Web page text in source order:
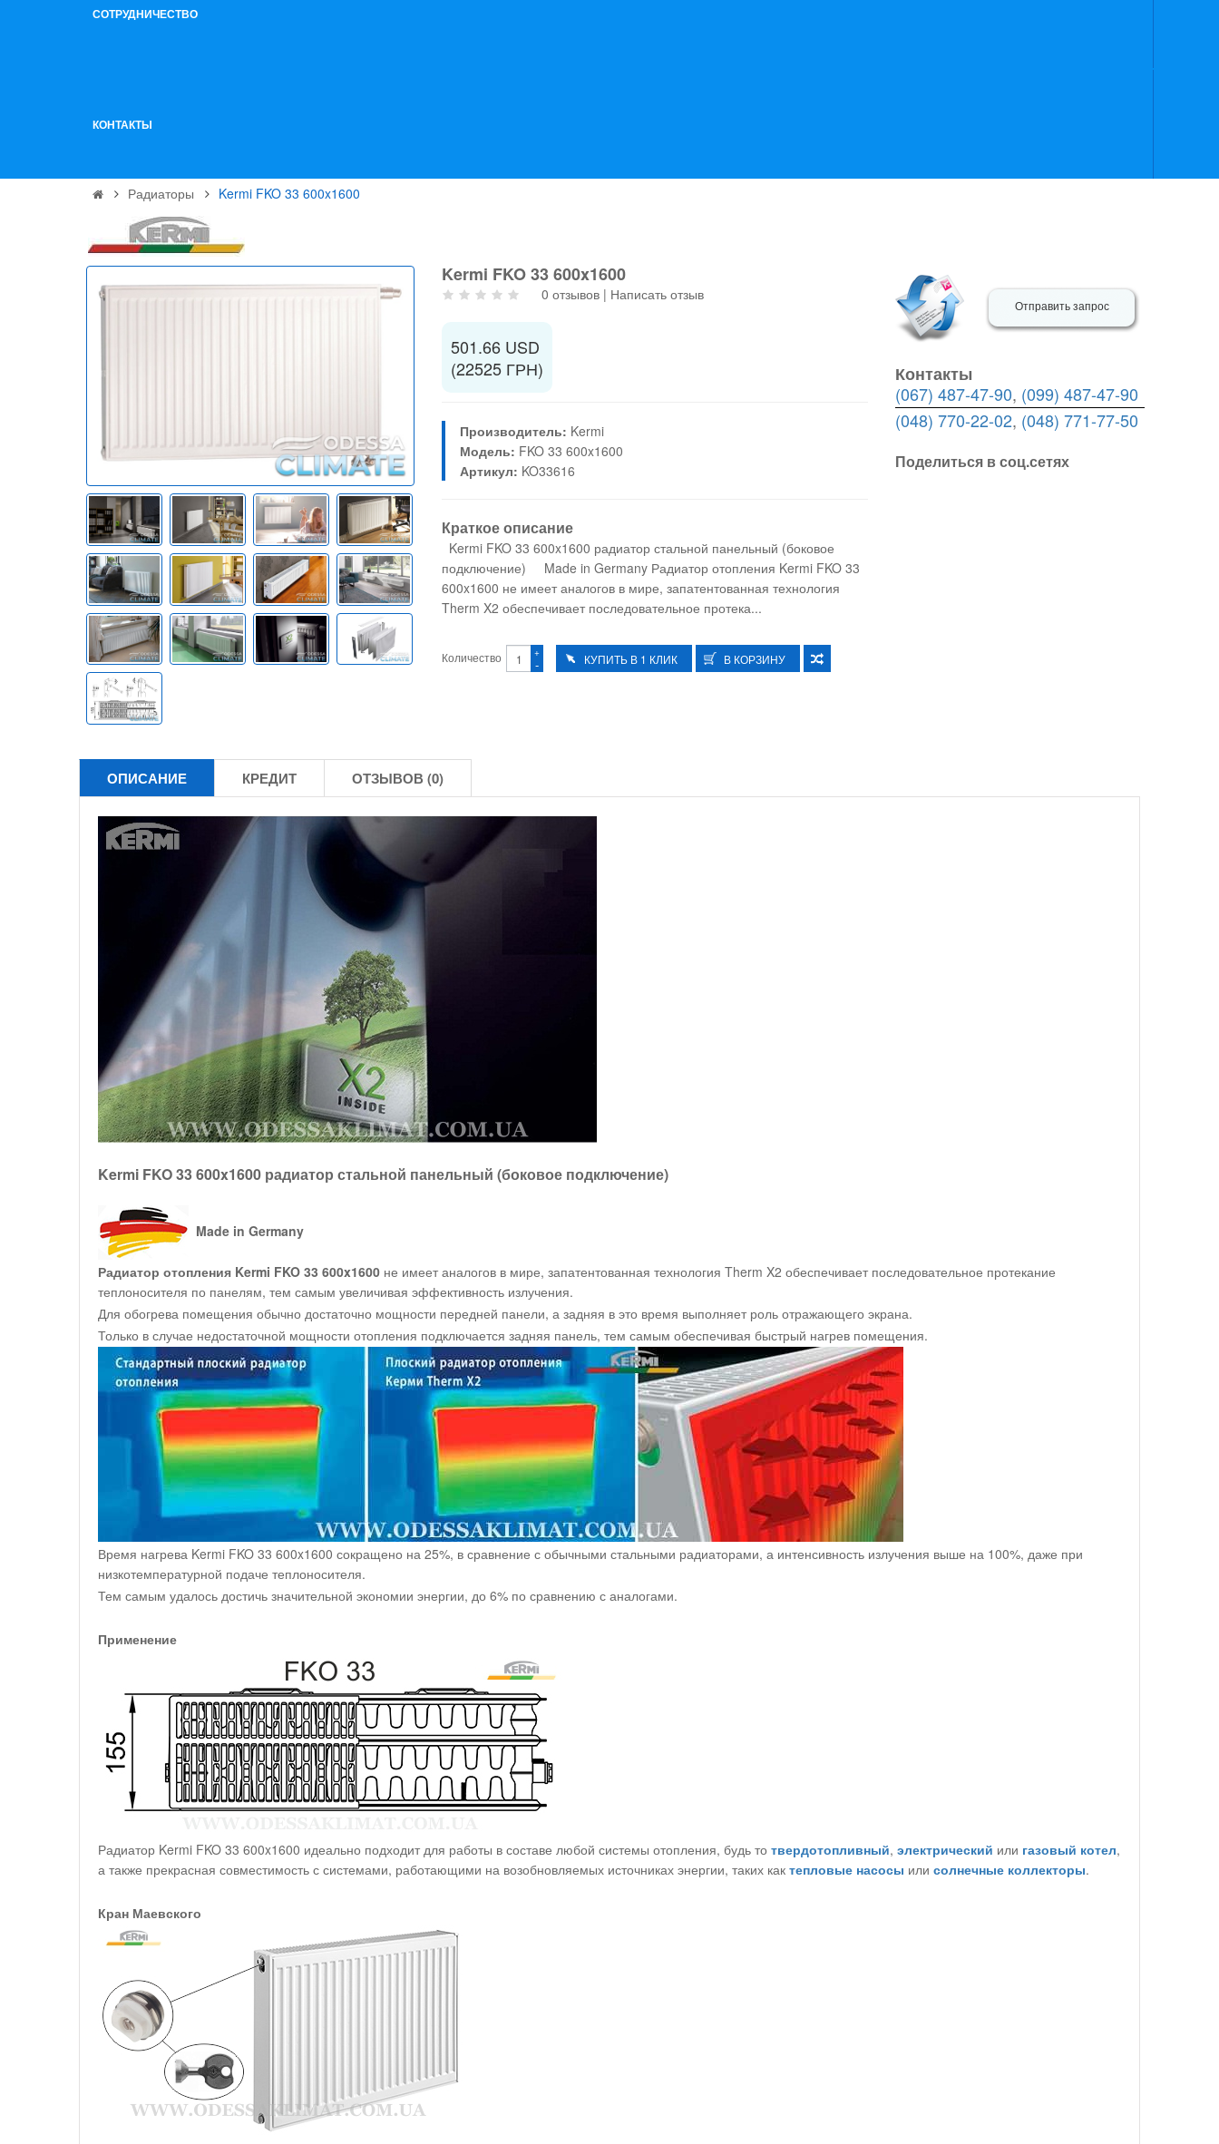
СОТРУДНИЧЕСТВО
КОНТАКТЫ
Радиаторы Kermi FKO 33 600x1600
Kermi FKO 33 600x1600
0 отзывов | Написать отзыв
501.66 USD
(22525 ГРН)
Производитель: Kermi
Модель: FKO 33 600x1600
Артикул: KO33616
Краткое описание
Kermi FKO 33 600x1600 радиатор стальной панельный (боковое
подключение) Made in Germany Радиатор отопления Kermi FKO 33
600x1600 не имеет аналогов в мире, запатентованная технология
Therm X2 обеспечивает последовательное протека...
Количество -
+
Отправить запрос
Контакты
(067) 487-47-90, (099) 487-47-90
(048) 770-22-02, (048) 771-77-50
Поделиться в соц.сетях
ОПИСАНИЕ КРЕДИТ ОТЗЫВОВ (0)
Kermi FKO 33 600x1600 радиатор стальной панельный (боковое подключение)
Made in Germany
Радиатор отопления Kermi FKO 33 600x1600 не имеет аналогов в мире, запатентованная технология Therm X2 обеспечивает последовательное протекание
теплоносителя по панелям, тем самым увеличивая эффективность излучения.
Для обогрева помещения обычно достаточно мощности передней панели, а задняя в это время выполняет роль отражающего экрана.
Только в случае недостаточной мощности отопления подключается задняя панель, тем самым обеспечивая быстрый нагрев помещения.
Время нагрева Kermi FKO 33 600x1600 сокращено на 25%, в сравнение с обычными стальными радиаторами, а интенсивность излучения выше на 100%, даже при
низкотемпературной подаче теплоносителя.
Тем самым удалось достичь значительной экономии энергии, до 6% по сравнению с аналогами.
Применение
Радиатор Kermi FKO 33 600x1600 идеально подходит для работы в составе любой системы отопления, будь то твердотопливный, электрический или газовый котел,
а также прекрасная совместимость с системами, работающими на возобновляемых источниках энергии, таких как тепловые насосы или солнечные коллекторы.
Кран Маевского